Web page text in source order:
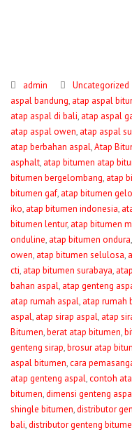
admin Uncategorized
aspal bandung, atap aspal
atap aspal di bali, atap aspal
atap aspal owen, atap aspal
atap berbahan aspal,Atap
asphalt, atap bitumen atap
bitumen bergelombang, atap
bitumen gaf, atap bitumen
iko, atap bitumen indonesia,
bitumen lentur, atap bitumen
onduline, atap bitumen ondura,
owen, atap bitumen selulosa,
cti, atap bitumen surabaya,
bahan aspal, atap genteng
atap rumah aspal, atap rumah
aspal, atap sirap aspal, atap
Bitumen,berat atap bitumen,
genteng sirap,brosur atap
aspal bitumen,cara
atap genteng aspal,contoh
bitumen,dimensi genteng
shingle bitumen,distributor
bali,distributor genteng